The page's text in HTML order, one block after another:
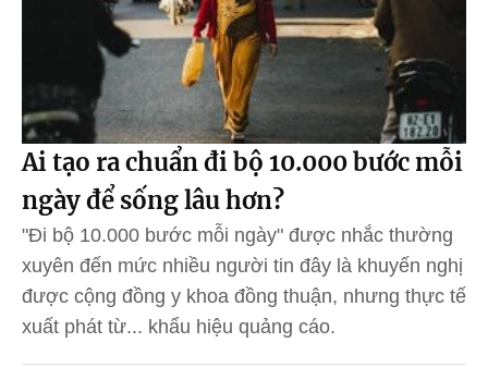
Ai tạo ra chuẩn đi bộ 10.000 bước mỗi
ngày để sống lâu hơn?
"Đi bộ 10.000 bước mỗi ngày" được nhắc thường
xuyên đến mức nhiều người tin đây là khuyến nghị
được cộng đồng y khoa đồng thuận, nhưng thực tế
xuất phát từ... khẩu hiệu quảng cáo.